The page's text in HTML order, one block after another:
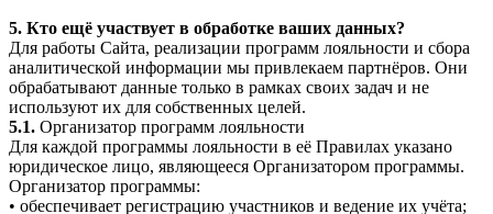
5. Кто ещё участвует в обработке ваших данных?
Для работы Сайта, реализации программ лояльности и сбора
аналитической информации мы привлекаем партнёров. Они
обрабатывают данные только в рамках своих задач и не
используют их для собственных целей.
5.1. Организатор программ лояльности
Для каждой программы лояльности в её Правилах указано
юридическое лицо, являющееся Организатором программы.
Организатор программы:
• обеспечивает регистрацию участников и ведение их учёта;